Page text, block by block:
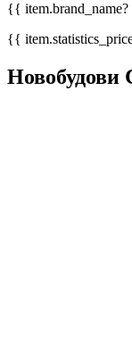
{{
{{
Новобудови